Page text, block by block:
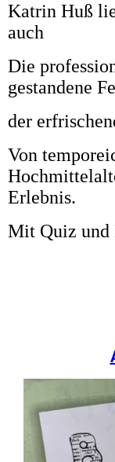
Katrin Huß
auch
Die
gestandene
der
Von
Erlebnis.
Mit Quiz und